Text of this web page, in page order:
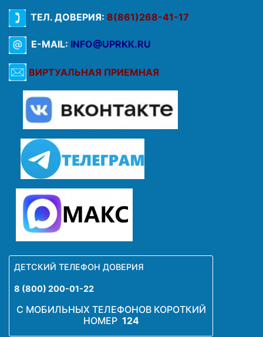
ТЕЛ. ДОВЕРИЯ: 8(861)268-41-17
E-MAIL: INFO@UPRKK.RU
ВИРТУАЛЬНАЯ ПРИЕМНАЯ
ДЕТСКИЙ ТЕЛЕФОН ДОВЕРИЯ
8 (800) 200-01-22
С МОБИЛЬНЫХ ТЕЛЕФОНОВ КОРОТКИЙ
НОМЕР 124